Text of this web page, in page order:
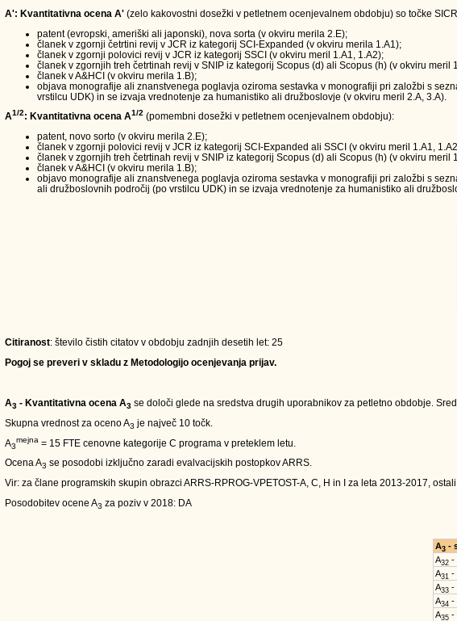
A': Kvantitativna ocena A' (zelo kakovostni dosežki v petletnem ocenjevalnem obdobju) so točke
patent (evropski, ameriški ali japonski), nova sorta (v okviru merila 2.E);
članek v zgornji četrtini revij v JCR iz kategorij SCI-Expanded (v okviru merila 1.A1);
članek v zgornji polovici revij v JCR iz kategorij SSCI (v okviru meril 1.A1, 1.A2);
članek v zgornjih treh četrtinah revij v SNIP iz kategorij Scopus (d) ali Scopus (h) (v okviru meril
članek v A&HCI (v okviru merila 1.B);
objava monografije ali znanstvenega poglavja oziroma sestavka v monografiji pri založbi s
vrstilcu UDK) in se izvaja vrednotenje za humanistiko ali družboslovje (v okviru meril 2.A, 3.A).
A1/2: Kvantitativna ocena A1/2 (pomembni dosežki v petletnem ocenjevalnem obdobju):
patent, novo sorto (v okviru merila 2.E);
članek v zgornji polovici revij v JCR iz kategorij SCI-Expanded ali SSCI (v okviru meril 1.A1,
članek v zgornjih treh četrtinah revij v SNIP iz kategorij Scopus (d) ali Scopus (h) (v okviru meril
članek v A&HCI (v okviru merila 1.B);
objavo monografije ali znanstvenega poglavja oziroma sestavka v monografiji pri založbi s
ali družboslovnih področij (po vrstilcu UDK) in se izvaja vrednotenje za humanistiko ali
Citiranost: število čistih citatov v obdobju zadnjih desetih let: 25
Pogoj se preveri v skladu z Metodologijo ocenjevanja prijav.
A3 - Kvantitativna ocena A3 se določi glede na sredstva drugih uporabnikov za petletno obdobje.
Skupna vrednost za oceno A3 je največ 10 točk.
A3
mejna = 15 FTE cenovne kategorije C programa v preteklem letu.
Ocena A3 se posodobi izključno zaradi evalvacijskih postopkov ARRS.
Vir: za člane programskih skupin obrazci ARRS-RPROG-VPETOST-A, C, H in I za leta 2013-2017,
Posodobitev ocene A3 za poziv v 2018: DA
A3-
A32-
A31 -
A33-
A34 -
A35-